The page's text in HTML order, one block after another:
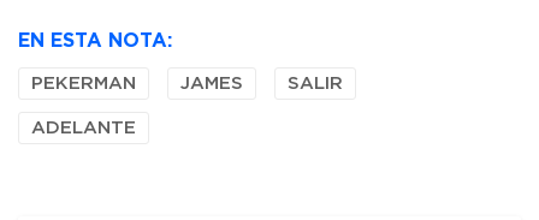
EN ESTA NOTA:
PEKERMAN JAMES SALIR
ADELANTE